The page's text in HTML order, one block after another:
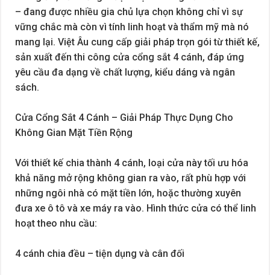
– đang được nhiều gia chủ lựa chọn không chỉ vì sự
vững chắc mà còn vì tính linh hoạt và thẩm mỹ mà nó
mang lại. Việt Âu cung cấp giải pháp trọn gói từ thiết kế,
sản xuất đến thi công cửa cổng sắt 4 cánh, đáp ứng
yêu cầu đa dạng về chất lượng, kiểu dáng và ngân
sách.
Cửa Cổng Sắt 4 Cánh – Giải Pháp Thực Dụng Cho
Không Gian Mặt Tiền Rộng
Với thiết kế chia thành 4 cánh, loại cửa này tối ưu hóa
khả năng mở rộng không gian ra vào, rất phù hợp với
những ngôi nhà có mặt tiền lớn, hoặc thường xuyên
đưa xe ô tô và xe máy ra vào. Hình thức cửa có thể linh
hoạt theo nhu cầu:
4 cánh chia đều – tiện dụng và cân đối